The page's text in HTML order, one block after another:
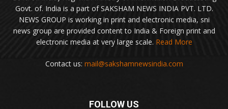
Govt. of. India is a part of SAKSHAM NEWS INDIA PVT. LTD.
NEWS GROUP is working in print and electronic media, sni
news group are provided content to India & Foreign print and
electronic media at very large scale. Read More
Contact us: mail@sakshamnewsindia.com
FOLLOW US